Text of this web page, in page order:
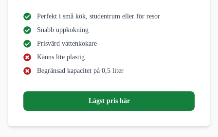
Perfekt i små kök, studentrum eller för resor
Snabb uppkokning
Prisvärd vattenkokare
Känns lite plastig
Begränsad kapacitet på 0,5 liter
Lägst pris här